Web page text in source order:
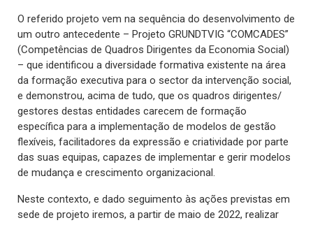
O referido projeto vem na sequência do desenvolvimento de
um outro antecedente – Projeto GRUNDTVIG “COMCADES”
(Competências de Quadros Dirigentes da Economia Social)
– que identificou a diversidade formativa existente na área
da formação executiva para o sector da intervenção social,
e demonstrou, acima de tudo, que os quadros dirigentes/
gestores destas entidades carecem de formação
específica para a implementação de modelos de gestão
flexíveis, facilitadores da expressão e criatividade por parte
das suas equipas, capazes de implementar e gerir modelos
de mudança e crescimento organizacional.
Neste contexto, e dado seguimento às ações previstas em
sede de projeto iremos, a partir de maio de 2022, realizar